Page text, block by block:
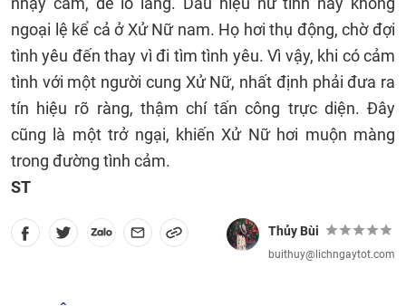
ngoại lệ kể cả ở Xử Nữ nam. Họ hơi thụ động, chờ đợi
tình yêu đến thay vì đi tìm tình yêu. Vì vậy, khi có cảm
tình với một người cung Xử Nữ, nhất định phải đưa ra
tín hiệu rõ ràng, thậm chí tấn công trực diện. Đây
cũng là một trở ngại, khiến Xử Nữ hơi muộn màng
trong đường tình cảm.
ST
Thủy Bùi
buithuy@lichngaytot.com